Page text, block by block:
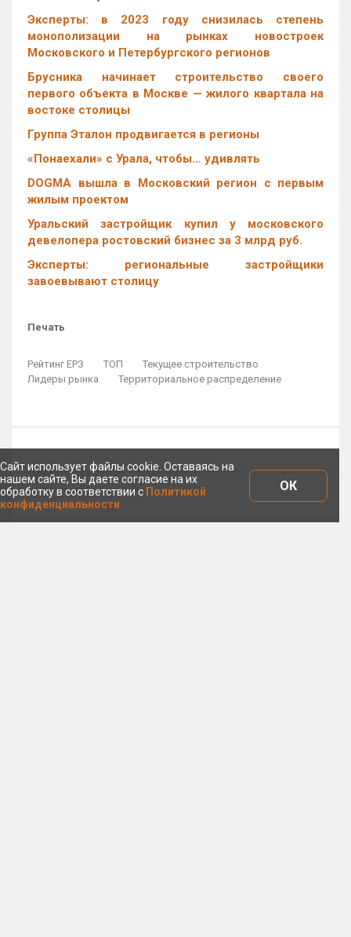
Эксперты: в 2023 году снизилась степень
монополизации на рынках новостроек
Московского и Петербургского регионов
Брусника начинает строительство своего
первого объекта в Москве — жилого квартала на
востоке столицы
Группа Эталон продвигается в регионы
«Понаехали» с Урала, чтобы… удивлять
DOGMA вышла в Московский регион с первым
жилым проектом
Уральский застройщик купил у московского
девелопера ростовский бизнес за 3 млрд руб.
Эксперты: региональные застройщики
завоевывают столицу
Печать
Рейтинг ЕРЗ ТОП
Текущее строительство
Лидеры рынка
Территориальное распределение
Сайт использует файлы cookie. Оставаясь на
нашем сайте, Вы даете согласие на их
обработку в соответствии с Политикой
конфиденциальности
ОК